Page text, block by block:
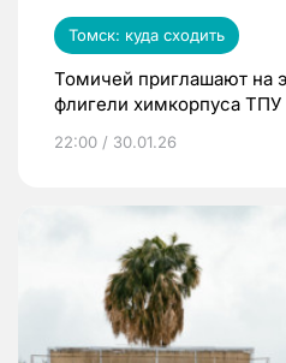
Томск: куда сходить
Томичей приглашают на
флигели химкорпуса ТПУ
22:00 / 30.01.26